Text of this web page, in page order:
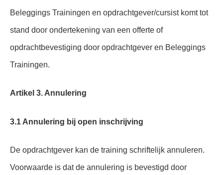
Beleggings Trainingen en opdrachtgever/cursist komt tot
stand door ondertekening van een offerte of
opdrachtbevestiging door opdrachtgever en Beleggings
Trainingen.
Artikel 3. Annulering
3.1 Annulering bij open inschrijving
De opdrachtgever kan de training schriftelijk annuleren.
Voorwaarde is dat de annulering is bevestigd door